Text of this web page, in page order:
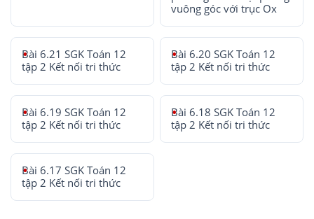
vuông góc với trục Ox
Bài 6.21 SGK Toán 12
tập 2 Kết nối tri thức
Bài 6.20 SGK Toán 12
tập 2 Kết nối tri thức
Bài 6.19 SGK Toán 12
tập 2 Kết nối tri thức
Bài 6.18 SGK Toán 12
tập 2 Kết nối tri thức
Bài 6.17 SGK Toán 12
tập 2 Kết nối tri thức